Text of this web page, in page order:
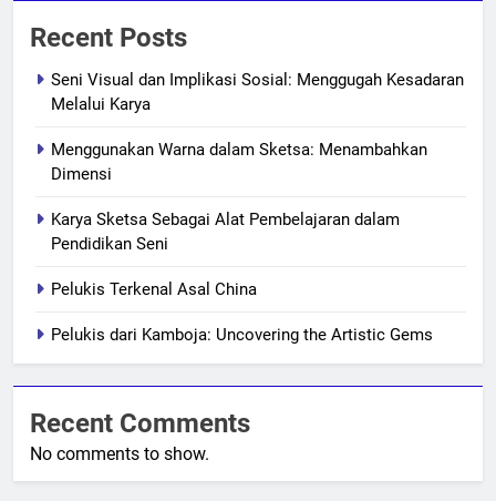
Recent Posts
Seni Visual dan Implikasi Sosial: Menggugah Kesadaran
Melalui Karya
Menggunakan Warna dalam Sketsa: Menambahkan
Dimensi
Karya Sketsa Sebagai Alat Pembelajaran dalam
Pendidikan Seni
Pelukis Terkenal Asal China
Pelukis dari Kamboja: Uncovering the Artistic Gems
Recent Comments
No comments to show.